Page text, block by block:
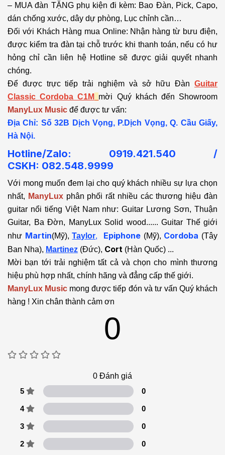
– MUA đàn TẶNG phụ kiện đi kèm: Bao Đàn, Pick, Capo,
dán chống xước, dây dự phòng, Lục chỉnh cần…
Đối với Khách Hàng mua Online: Nhận hàng từ bưu điện,
được kiểm tra đàn tại chỗ trước khi thanh toán, nếu có hư
hỏng chỉ cần liên hệ Hotline sẽ được giải quyết nhanh
chóng.
Để được trực tiếp trải nghiệm và sở hữu Đàn Guitar
Classic Cordoba C1M
mời Quý khách đến Showroom
ManyLux Music để được tư vấn:
Địa Chỉ: Số 32B Dịch Vọng, P.Dịch Vọng, Q. Cầu Giấy,
Hà Nội.
Hotline/Zalo: 0919.421.540 /
CSKH: 082.548.9999
Với mong muốn đem lại cho quý khách nhiều sự lựa chọn
nhất, ManyLux phân phối rất nhiều các thương hiệu đàn
guitar nổi tiếng Việt Nam như: Guitar Lương Sơn, Thuận
Guitar, Ba Đờn, ManyLux Solid wood...... Guitar Thế giới
như Martin(Mỹ),Taylor, Epiphone (Mỹ), Cordoba (Tây
Ban Nha), Martinez (Đức), Cort (Hàn Quốc) ...
Mời bạn tới trải nghiệm tất cả và chọn cho mình thương
hiệu phù hợp nhất, chính hãng và đẳng cấp thế giới.
ManyLux Music mong được tiếp đón và tư vấn Quý khách
hàng ! Xin chân thành cảm ơn
0
0 Đánh giá
5
0
4 0
3 0
2 0